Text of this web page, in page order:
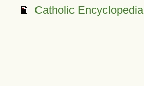
Catholic Encyclopedia